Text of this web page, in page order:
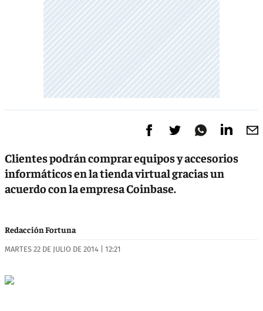
Clientes podrán comprar equipos y accesorios
informáticos en la tienda virtual gracias un
acuerdo con la empresa Coinbase.
Redacción Fortuna
MARTES 22 DE JULIO DE 2014 | 12:21